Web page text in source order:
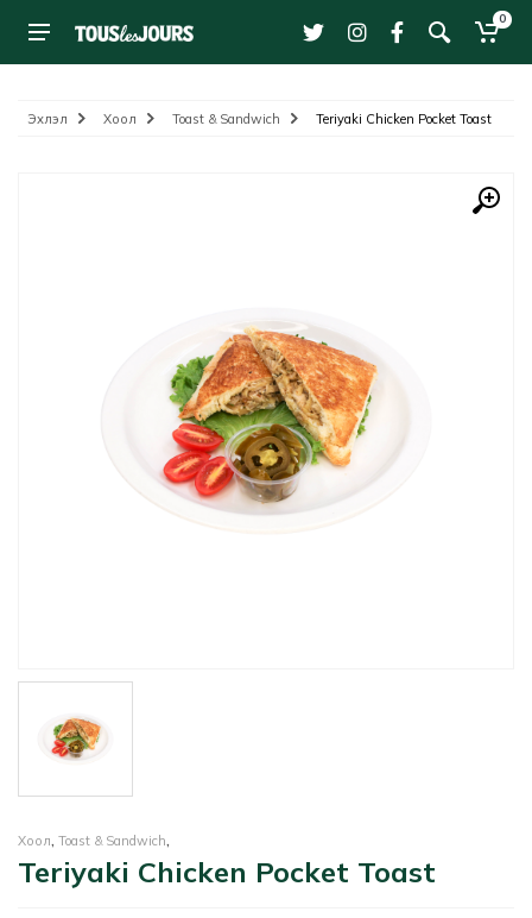
0
Эхлэл Хоол Toast & Sandwich Teriyaki Chicken Pocket Toast
Хоол, Toast & Sandwich,
Teriyaki Chicken Pocket Toast